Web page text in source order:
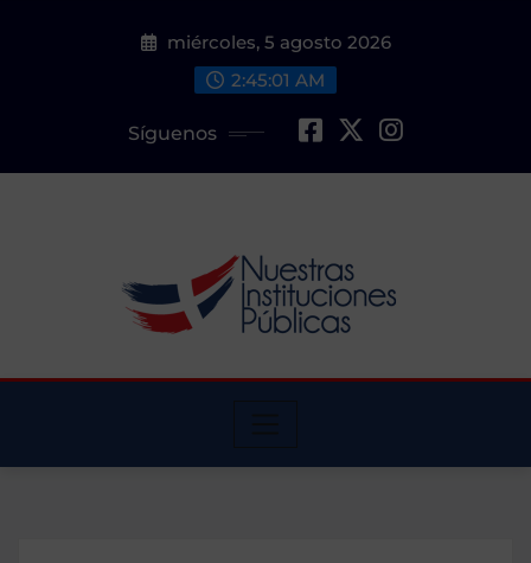
miércoles, 5 agosto 2026
2:45:02 AM
Síguenos